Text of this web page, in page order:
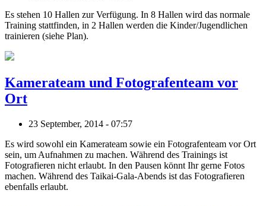
Es stehen 10 Hallen zur Verfügung. In 8 Hallen wird das normale
Training stattfinden, in 2 Hallen werden die Kinder/Jugendlichen
trainieren (siehe Plan).
Kamerateam und Fotografenteam vor
Ort
23 September, 2014 - 07:57
Es wird sowohl ein Kamerateam sowie ein Fotografenteam vor Ort
sein, um Aufnahmen zu machen. Während des Trainings ist
Fotografieren nicht erlaubt. In den Pausen könnt Ihr gerne Fotos
machen. Während des Taikai-Gala-Abends ist das Fotografieren
ebenfalls erlaubt.